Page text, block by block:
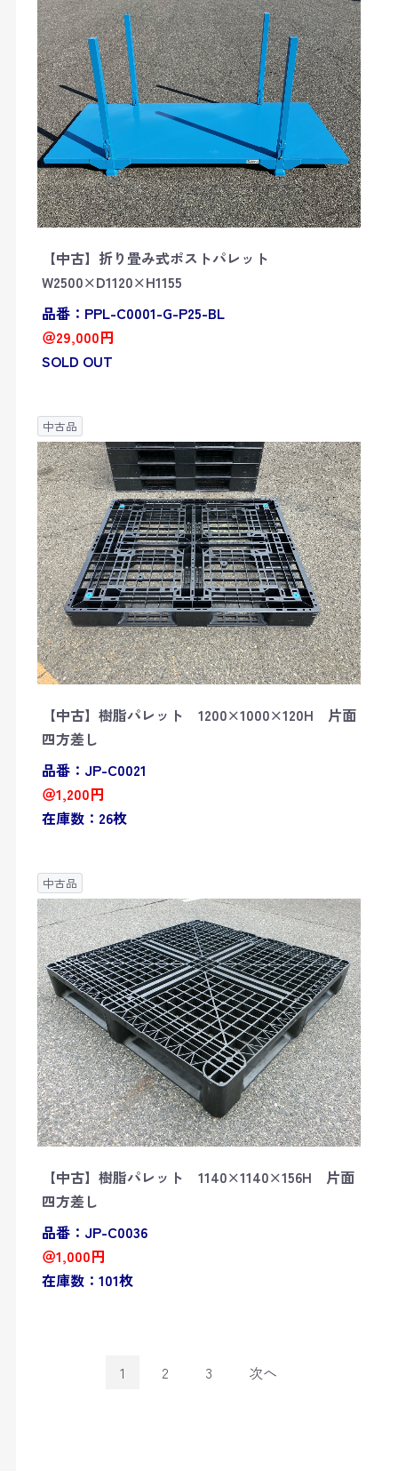
【中古】折り畳み式ポストパレット
W2500×D1120×H1155
品番：PPL-C0001-G-P25-BL
＠29,000円
SOLD OUT
中古品
【中古】樹脂パレット 1200×1000×120H 片面
四方差し
品番：JP-C0021
＠1,200円
在庫数：26枚
中古品
【中古】樹脂パレット 1140×1140×156H 片面
四方差し
品番：JP-C0036
＠1,000円
在庫数：101枚
1 2 3 次へ